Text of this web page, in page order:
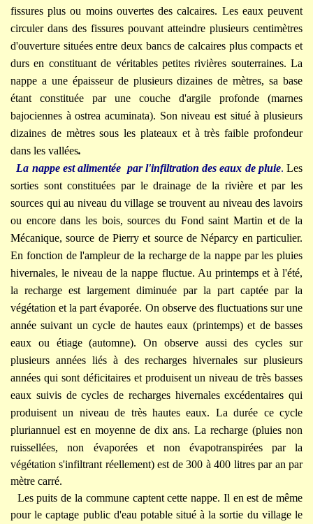
fissures plus ou moins ouvertes des calcaires. Les eaux peuvent
circuler dans des fissures pouvant atteindre plusieurs centimètres
d'ouverture situées entre deux bancs de calcaires plus compacts et
durs en constituant de véritables petites rivières souterraines. La
nappe a une épaisseur de plusieurs dizaines de mètres, sa base
étant constituée par une couche d'argile profonde (marnes
bajociennes à ostrea acuminata). Son niveau est situé à plusieurs
dizaines de mètres sous les plateaux et à très faible profondeur
dans les vallées.
La nappe est alimentée par l'infiltration des eaux de pluie. Les
sorties sont constituées par le drainage de la rivière et par les
sources qui au niveau du village se trouvent au niveau des lavoirs
ou encore dans les bois, sources du Fond saint Martin et de la
Mécanique, source de Pierry et source de Néparcy en particulier.
En fonction de l'ampleur de la recharge de la nappe par les pluies
hivernales, le niveau de la nappe fluctue. Au printemps et à l'été,
la recharge est largement diminuée par la part captée par la
végétation et la part évaporée. On observe des fluctuations sur une
année suivant un cycle de hautes eaux (printemps) et de basses
eaux ou étiage (automne). On observe aussi des cycles sur
plusieurs années liés à des recharges hivernales sur plusieurs
années qui sont déficitaires et produisent un niveau de très basses
eaux suivis de cycles de recharges hivernales excédentaires qui
produisent un niveau de très hautes eaux. La durée ce cycle
pluriannuel est en moyenne de dix ans. La recharge (pluies non
ruissellées, non évaporées et non évapotranspirées
par la
végétation s'infiltrant réellement) est de 300 à 400 litres par an par
mètre carré.
Les puits de la commune captent cette nappe. Il en est de même
pour le captage public d'eau potable situé à la sortie du village le